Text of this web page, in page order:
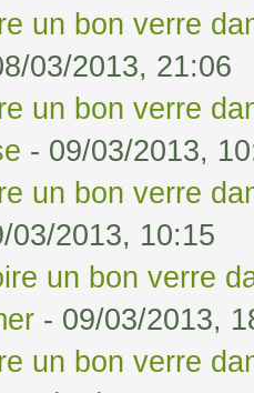
un bon verre
03/2013, 21:06
un bon verre
- 09/03/2013,
un bon verre
03/2013, 10:15
un bon verre
- 09/03/2013,
un bon verre